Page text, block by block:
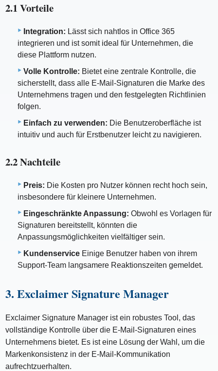
2.1 Vorteile
Integration: Lässt sich nahtlos in Office 365
integrieren und ist somit ideal für Unternehmen, die
diese Plattform nutzen.
Volle Kontrolle: Bietet eine zentrale Kontrolle, die
sicherstellt, dass alle E-Mail-Signaturen die Marke des
Unternehmens tragen und den festgelegten Richtlinien
folgen.
Einfach zu verwenden: Die Benutzeroberfläche ist
intuitiv und auch für Erstbenutzer leicht zu navigieren.
2.2 Nachteile
Preis: Die Kosten pro Nutzer können recht hoch sein,
insbesondere für kleinere Unternehmen.
Eingeschränkte Anpassung: Obwohl es Vorlagen für
Signaturen bereitstellt, könnten die
Anpassungsmöglichkeiten vielfältiger sein.
Kundenservice Einige Benutzer haben von ihrem
Support-Team langsamere Reaktionszeiten gemeldet.
3. Exclaimer Signature Manager
Exclaimer Signature Manager ist ein robustes Tool, das
vollständige Kontrolle über die E-Mail-Signaturen eines
Unternehmens bietet. Es ist eine Lösung der Wahl, um die
Markenkonsistenz in der E-Mail-Kommunikation
aufrechtzuerhalten.